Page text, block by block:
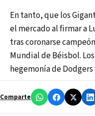
En tanto, que los
el mercado al firmar a
tras coronarse
Mundial de Béisbol.
hegemonía de
Comparte